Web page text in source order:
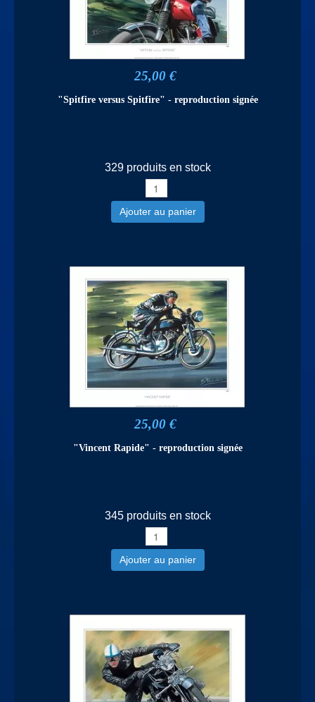
25,00 €
"Spitfire versus Spitfire" - reproduction signée
329 produits en stock
Ajouter au panier
25,00 €
"Vincent Rapide" - reproduction signée
345 produits en stock
Ajouter au panier